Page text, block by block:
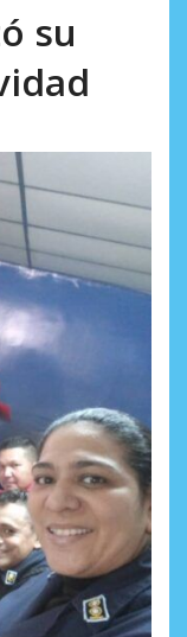
su